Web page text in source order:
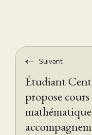
Suivant
Étudiant
propose cours